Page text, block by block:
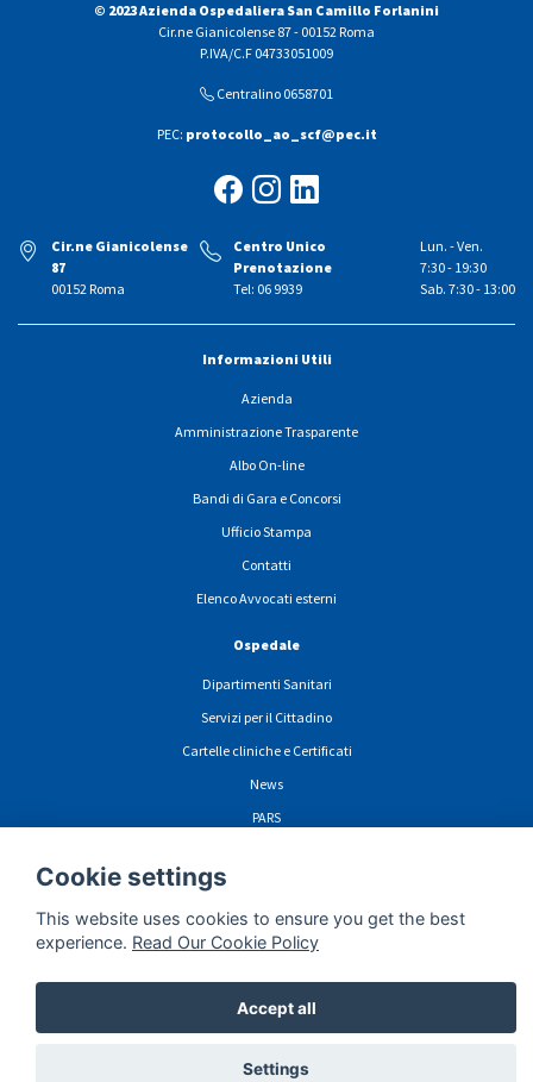
© 2023 Azienda Ospedaliera San Camillo Forlanini
Cir.ne Gianicolense 87 - 00152 Roma
P.IVA/C.F 04733051009
Centralino 0658701
PEC: protocollo_ao_scf@pec.it
Cir.ne Gianicolense
87
00152 Roma
Centro Unico
Prenotazione
Tel: 06 9939
Lun. - Ven.
7:30 - 19:30
Sab. 7:30 - 13:00
Informazioni Utili
Azienda
Amministrazione Trasparente
Albo On-line
Bandi di Gara e Concorsi
Ufficio Stampa
Contatti
Elenco Avvocati esterni
Ospedale
Dipartimenti Sanitari
Servizi per il Cittadino
Cartelle cliniche e Certificati
News
PARS
sulla privacy navigazione sito web Cookie Dichiarazione di
Cookie settings
This website uses cookies to ensure you get the best
experience. Read Our Cookie Policy
Accept all
Settings